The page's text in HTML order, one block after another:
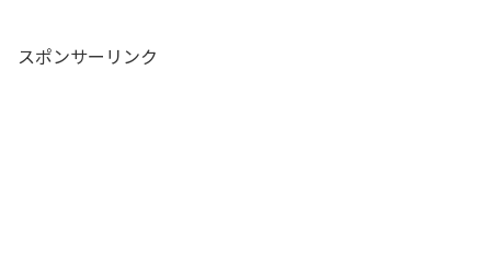
スポンサーリンク